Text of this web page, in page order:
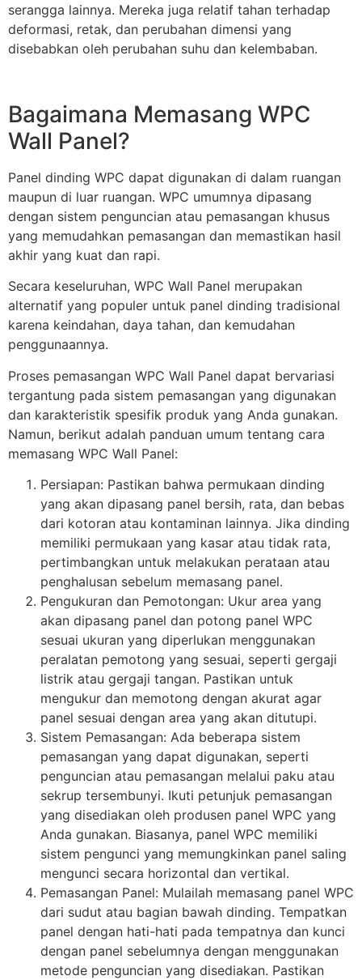
serangga lainnya. Mereka juga relatif tahan terhadap
deformasi, retak, dan perubahan dimensi yang
disebabkan oleh perubahan suhu dan kelembaban.
Bagaimana Memasang WPC
Wall Panel?
Panel dinding WPC dapat digunakan di dalam ruangan
maupun di luar ruangan. WPC umumnya dipasang
dengan sistem penguncian atau pemasangan khusus
yang memudahkan pemasangan dan memastikan hasil
akhir yang kuat dan rapi.
Secara keseluruhan, WPC Wall Panel merupakan
alternatif yang populer untuk panel dinding tradisional
karena keindahan, daya tahan, dan kemudahan
penggunaannya.
Proses pemasangan WPC Wall Panel dapat bervariasi
tergantung pada sistem pemasangan yang digunakan
dan karakteristik spesifik produk yang Anda gunakan.
Namun, berikut adalah panduan umum tentang cara
memasang WPC Wall Panel:
Persiapan: Pastikan bahwa permukaan dinding
yang akan dipasang panel bersih, rata, dan bebas
dari kotoran atau kontaminan lainnya. Jika dinding
memiliki permukaan yang kasar atau tidak rata,
pertimbangkan untuk melakukan perataan atau
penghalusan sebelum memasang panel.
Pengukuran dan Pemotongan: Ukur area yang
akan dipasang panel dan potong panel WPC
sesuai ukuran yang diperlukan menggunakan
peralatan pemotong yang sesuai, seperti gergaji
listrik atau gergaji tangan. Pastikan untuk
mengukur dan memotong dengan akurat agar
panel sesuai dengan area yang akan ditutupi.
Sistem Pemasangan: Ada beberapa sistem
pemasangan yang dapat digunakan, seperti
penguncian atau pemasangan melalui paku atau
sekrup tersembunyi. Ikuti petunjuk pemasangan
yang disediakan oleh produsen panel WPC yang
Anda gunakan. Biasanya, panel WPC memiliki
sistem pengunci yang memungkinkan panel saling
mengunci secara horizontal dan vertikal.
Pemasangan Panel: Mulailah memasang panel WPC
dari sudut atau bagian bawah dinding. Tempatkan
panel dengan hati-hati pada tempatnya dan kunci
dengan panel sebelumnya dengan menggunakan
metode penguncian yang disediakan. Pastikan